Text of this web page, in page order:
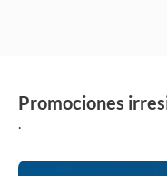
Promociones
.